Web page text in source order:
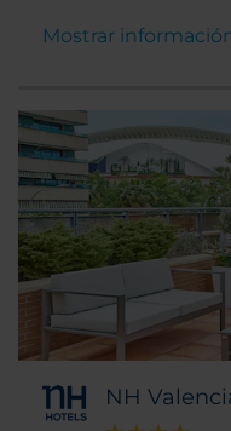
teatro de la ópera
Mostrar
NH